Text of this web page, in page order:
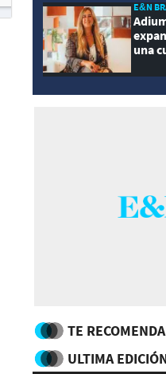
E&N
una
TE
ULTIMA